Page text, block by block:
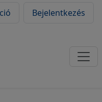
Bejelentkezés